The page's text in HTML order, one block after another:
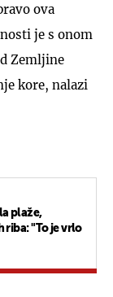
ova
je s onom
Zemljine
kore, nalazi
plaže,
riba: "To je vrlo